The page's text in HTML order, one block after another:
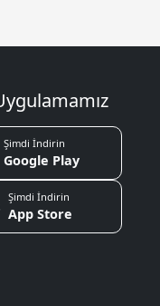
Şimdi İndirin
Google Play
Şimdi İndirin
App Store